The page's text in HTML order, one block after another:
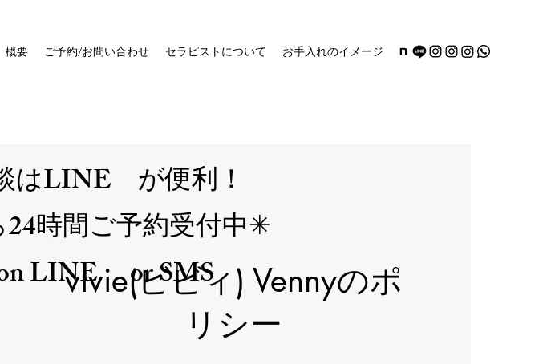
はLINE が便利！
時間ご予約受付中✳︎
on LINE or SMS
概要 ご予約/お問い合わせ セラピストについて お手入れのイメージ
vivie(ビビィ) Vennyのポ
リシー